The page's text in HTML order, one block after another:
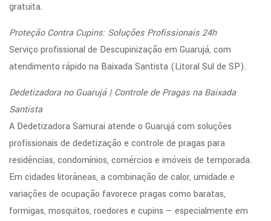
gratuita.
Proteção Contra Cupins: Soluções Profissionais 24h
Serviço profissional de Descupinização em Guarujá, com
atendimento rápido na Baixada Santista (Litoral Sul de SP).
Dedetizadora no Guarujá | Controle de Pragas na Baixada
Santista
A Dedetizadora Samurai atende o Guarujá com soluções
profissionais de dedetização e controle de pragas para
residências, condomínios, comércios e imóveis de temporada.
Em cidades litorâneas, a combinação de calor, umidade e
variações de ocupação favorece pragas como baratas,
formigas, mosquitos, roedores e cupins — especialmente em